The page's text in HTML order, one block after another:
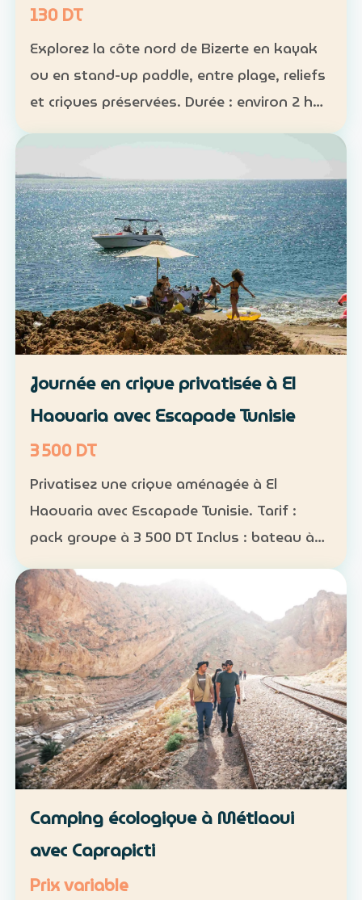
130 DT
Explorez la côte nord de Bizerte en kayak
ou en stand-up paddle, entre plage, reliefs
et criques préservées. Durée : environ 2 h
30 Distance : environ 5 km Niveau :
sortie …
Journée en crique privatisée à El
Haouaria avec Escapade Tunisie
3 500 DT
Privatisez une crique aménagée à El
Haouaria avec Escapade Tunisie. Tarif :
pack groupe à 3 500 DT Inclus : bateau à
disposition, transfert, activités nautiques
et déjeuner selon la formule convenue Août
2026 : complet…
Camping écologique à Métlaoui
avec Caprapicti
Prix variable